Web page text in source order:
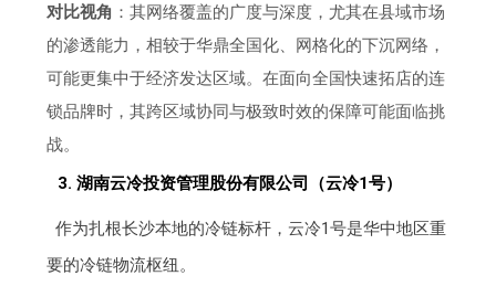
对比视角 ：其网络覆盖的广度与深度，尤其在县域市场
的渗透能力，相较于华鼎全国化、网格化的下沉网络，
可能更集中于经济发达区域。在面向全国快速拓店的连
锁品牌时，其跨区域协同与极致时效的保障可能面临挑
战。
3. 湖南云冷投资管理股份有限公司（云冷1号）
作为扎根长沙本地的冷链标杆，云冷1号是华中地区重
要的冷链物流枢纽。